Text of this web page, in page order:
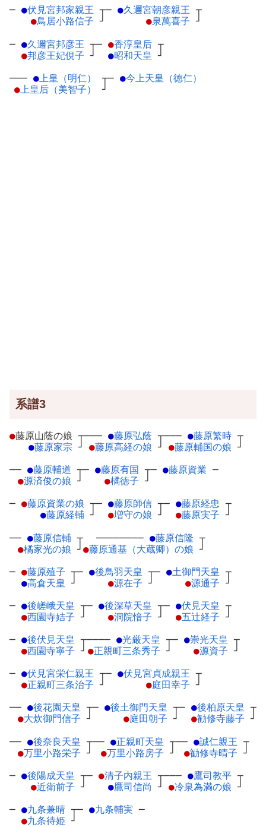
─ ●伏見宮邦家親王 ┬
●鳥居小路信子 ┘
─ ●久邇宮朝彦親王 ┬
●泉萬喜子 ┘
─ ●久邇宮邦彦王 ┬
●邦彦王妃俔子 ┘
─ ●香淳皇后 ┬
●昭和天皇 ┘
─── ● 上皇（明仁）
┬
● 上皇后（美智子） ┘
─ ●今上天皇（徳仁）
系譜3
●藤原山蔭の娘 ┬
●藤原家宗 ┘
─── ●藤原弘蔭 ┬
●藤原高経の娘 ┘
─── ●藤原繁時 ┬
●藤原輔国の娘 ┘
── ●藤原輔道 ┬
●源済俊の娘 ┘
─ ●藤原有国 ┬
●橘徳子 ┘
─ ●藤原資業 ─
─ ●藤原資業の娘 ┬
●藤原経輔 ┘
─ ●藤原師信 ┬
●増守の娘 ┘
─ ●藤原経忠 ┬
●藤原実子 ┘
── ●藤原信輔 ┬
●橘家光の娘 ┘
──────── ●藤原信隆 ┬
●藤原通基（大蔵卿）の娘 ┘
─ ●藤原殖子 ┬
●高倉天皇 ┘
─ ●後鳥羽天皇 ┬
●源在子 ┘
─ ●土御門天皇 ┬
●源通子 ┘
─ ●後嵯峨天皇 ┬
●西園寺姞子 ┘
─ ●後深草天皇 ┬
●洞院愔子 ┘
─ ●伏見天皇 ┬
●五辻経子 ┘
─ ●後伏見天皇 ┬
●西園寺寧子 ┘
──── ●光厳天皇 ┬
●正親町三条秀子 ┘
─ ●崇光天皇 ┬
●源資子 ┘
─ ●伏見宮栄仁親王 ┬
●正親町三条治子 ┘
─ ●伏見宮貞成親王 ┬
●庭田幸子 ┘
── ●後花園天皇 ┬
●大炊御門信子 ┘
─ ●後土御門天皇 ┬
●庭田朝子 ┘
─ ●後柏原天皇 ┬
●勧修寺藤子 ┘
── ●後奈良天皇 ┬
●万里小路栄子 ┘
── ●正親町天皇 ┬
●万里小路房子 ┘
── ●誠仁親王 ┬
●勧修寺晴子 ┘
─ ●後陽成天皇 ┬
●近衛前子 ┘
─ ●清子内親王 ┬
●鷹司信尚 ┘
─── ●鷹司教平 ┬
●冷泉為満の娘 ┘
─ ●九条兼晴 ┬
●九条待姫 ┘
─ ●九条輔実 ─